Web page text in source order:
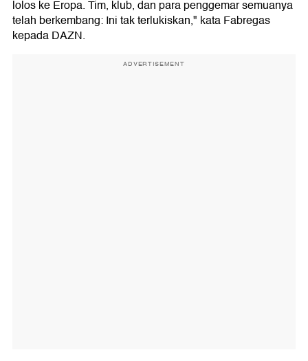
lolos ke Eropa. Tim, klub, dan para penggemar semuanya
telah berkembang: Ini tak terlukiskan," kata Fabregas
kepada DAZN.
ADVERTISEMENT